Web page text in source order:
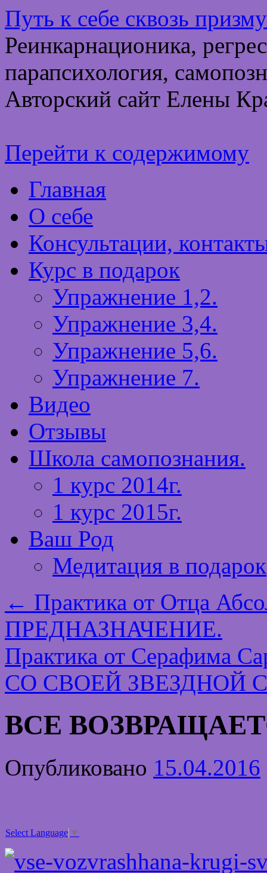
Путь к себе сквозь
Реинкарнационика,
парапсихология,
Авторский сайт Елены
Перейти к содержимому
Главная
О себе
Консультации,
Курс в подарок
Упражнение 1,2.
Упражнение 3,4.
Упражнение 5,6.
Упражнение 7.
Видео
Отзывы
Школа самопознания.
1 курс 2014г.
1 курс 2015г.
Ваш Род
Медитация в подарок
← Практика от Отца
ПРЕДНАЗНАЧЕНИЕ.
Практика от Серафима
СО СВОЕЙ ЗВЕЗДНОЙ
ВСЕ
Опубликовано 15.04.2016
Select Language ▼